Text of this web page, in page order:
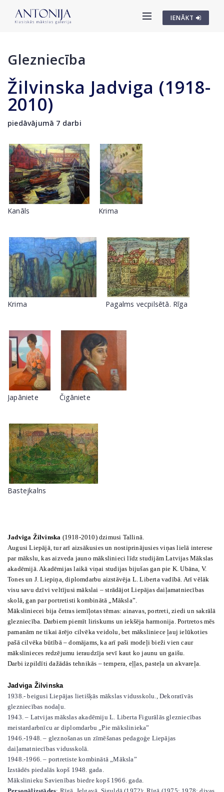
IENĀKT
Glezniecība
Žilvinska Jadviga (1918-
2010)
piedāvājumā 7 darbi
Kanāls Krima
Krima Pagalms vecpilsētā. Rīga
Japāniete Čigāniete
Bastejkalns
Jadviga Žilvinska (1918-2010) dzimusi Tallinā.
Augusi Liepājā, tur arī aizsākusies un nostiprinājusies viņas lielā interese
par mākslu, kas aizveda jauno mākslinieci līdz studijām Latvijas Mākslas
akadēmijā. Akadēmijas laikā viņai studijas bijušas gan pie K. Ubāna, V.
Tones un J. Liepiņa, diplomdarbu aizstāvēja L. Liberta vadībā. Arī vēlāk
visu savu dzīvi veltījusi mākslai – strādājot Liepājas daiļamatniecības
skolā, gan par portretisti kombinātā „Māksla”.
Māksliniecei bija četras iemīļotas tēmas: ainavas, portreti, ziedi un sakrālā
glezniecība. Darbiem piemīt liriskums un iekšēja harmonija. Portretos mēs
pamanām ne tikai ārējo cilvēka veidolu, bet māksliniece ļauj ielūkoties
pašā cilvēka būtībā – domājams, ka arī paši modeļi bieži vien caur
mākslinieces redzējumu ieraudzīja sevī kaut ko jaunu un gaišu.
Darbi izpildīti dažādās tehnikās – tempera, eļļas, pasteļa un akvareļa.
Jadviga Žilvinska
1938.- beigusi Liepājas lietišķās mākslas vidusskolu., Dekoratīvās
glezniecības nodaļu.
1943. – Latvijas mākslas akadēmiju L. Liberta Figurālās glezniecības
meistardarbnīcu ar diplomdarbu „Pie mākslinieka”
1946.-1948. – gleznošanas un zīmēšanas pedagoģe Liepājas
daiļamatniecības vidusskolā.
1948.-1966. – portretiste kombinātā „Māksla”
Izstādēs piedalās kopš 1948. gada.
Mākslinieku Savienības biedre kopš 1966. gada.